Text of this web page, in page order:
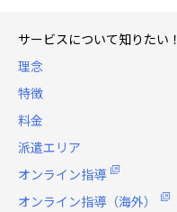
サービスについて知りたい！
理念
特徴
料金
派遣エリア
オンライン指導
オンライン指導（海外）